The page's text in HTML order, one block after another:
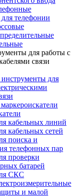
телефонии
для работы с
связи
для
кабельных линий
кабельных сетей
поиска и
телефонных пар
проверки
батарей
СКС
и малой